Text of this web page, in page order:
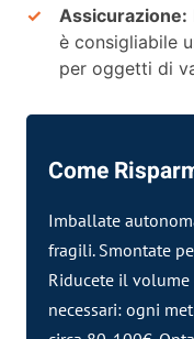
Assicurazione:
è consigliabile
per oggetti di
Come
Imballate
fragili. Smontate
Riducete il
necessari: ogni